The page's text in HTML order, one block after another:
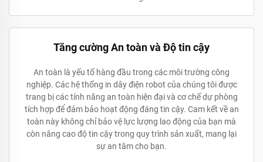
Tăng cường An toàn và Độ tin cậy
An toàn là yếu tố hàng đầu trong các môi trường công
nghiệp. Các hệ thống in dây điện robot của chúng tôi được
trang bị các tính năng an toàn hiện đại và cơ chế dự phòng
tích hợp để đảm bảo hoạt động đáng tin cậy. Cam kết về an
toàn này không chỉ bảo vệ lực lượng lao động của bạn mà
còn nâng cao độ tin cậy trong quy trình sản xuất, mang lại
sự an tâm cho bạn.